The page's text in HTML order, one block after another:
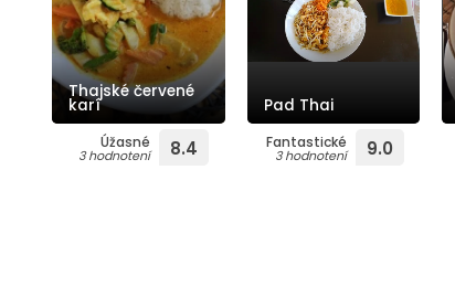
Thajské červené
karí
Úžasné
3 hodnotení 8.4
Pad Thai
Fantastické
3 hodnotení 9.0